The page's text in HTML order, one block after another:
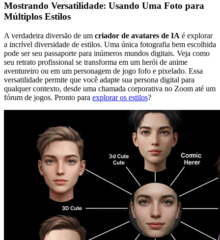
Mostrando Versatilidade: Usando Uma Foto para
Múltiplos Estilos
A verdadeira diversão de um criador de avatares de IA é explorar
a incrível diversidade de estilos. Uma única fotografia bem escolhida
pode ser seu passaporte para inúmeros mundos digitais. Veja como
seu retrato profissional se transforma em um herói de anime
aventureiro ou em um personagem de jogo fofo e pixelado. Essa
versatilidade permite que você adapte sua persona digital para
qualquer contexto, desde uma chamada corporativa no Zoom até um
fórum de jogos. Pronto para explorar os estilos?